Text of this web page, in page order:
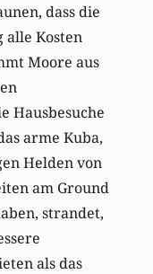
dass die
alle Kosten
Moore aus
Hausbesuche
arme Kuba,
Helden von
am Ground
strandet,
als das